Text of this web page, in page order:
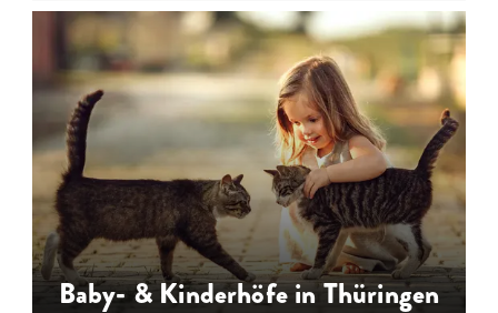
Urlaub auf dem Reiterhof in
Thüringen - Reiterhöfe für
Reiturlaub, Reiterferien für Kinder,
Reitunterricht, Westernreiten,
Ponyreiten
…
Baby- & Kinderhöfe in Thüringen